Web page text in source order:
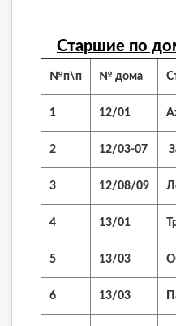
Старшие по
№п\п № дома
1 12/01
2 12/03-07
3 12/08/09
4 13/01
5 13/03
6 13/03